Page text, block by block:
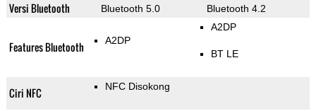
Versi Bluetooth Bluetooth 5.0 Bluetooth 4.2
Features Bluetooth A2DP
A2DP
BT LE
Ciri NFC NFC Disokong